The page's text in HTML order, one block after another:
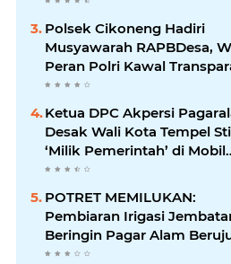
Polsek Cikoneng Hadiri
Musyawarah RAPBDesa,
Peran Polri Kawal
dan Kamtibmas Desa
Sindangkasih
Ketua DPC Akpersi
Desak Wali Kota Tempel
‘Milik Pemerintah’ di Mobil
Dinas, Cegah
POTRET MEMILUKAN:
Pembiaran Irigasi
Beringin Pagar Alam
'Bencana' Bagi Petani